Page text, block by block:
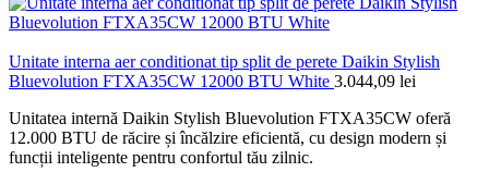
Unitate interna aer conditionat tip split de perete Daikin Stylish
Bluevolution FTXA35CW 12000 BTU White 3.044,09 lei
Unitatea internă Daikin Stylish Bluevolution FTXA35CW oferă
12.000 BTU de răcire și încălzire eficientă, cu design modern și
funcții inteligente pentru confortul tău zilnic.